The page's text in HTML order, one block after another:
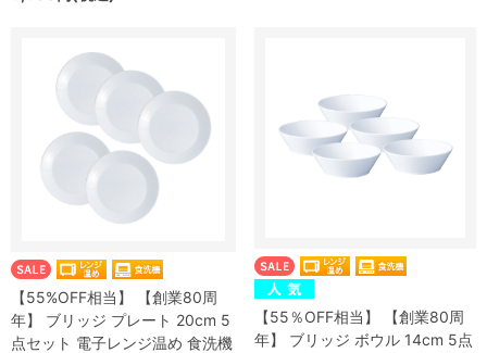
【55%OFF相当】 【創業80周
年】 ブリッジ プレート 20cm 5
点セット 電子レンジ温め 食洗機
【55％OFF相当】 【創業80周
年】 ブリッジ ボウル 14cm 5点